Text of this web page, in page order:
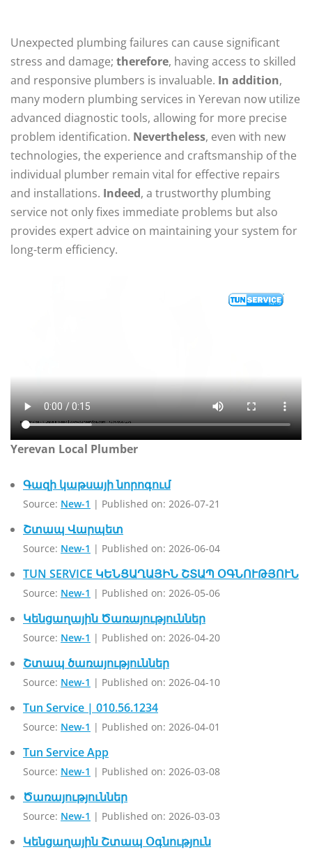
Unexpected plumbing failures can cause significant
stress and damage; therefore, having access to skilled
and responsive plumbers is invaluable. In addition,
many modern plumbing services in Yerevan now utilize
advanced diagnostic tools, allowing for more precise
problem identification. Nevertheless, even with new
technologies, the experience and craftsmanship of the
individual plumber remain vital for effective repairs
and installations. Indeed, a trustworthy plumbing
service not only fixes immediate problems but also
provides expert advice on maintaining your system for
long-term efficiency.
Yerevan Local Plumber
Գազի կաթսայի նորոգում
Source: New-1 Published on: 2026-07-21
Շտապ Վարպետ
Source: New-1 Published on: 2026-06-04
TUN SERVICE ԿԵՆՑԱՂԱՅԻՆ ՇՏԱՊ ՕԳՆՈՒԹՅՈՒՆ
Source: New-1 Published on: 2026-05-06
Կենցաղային Ծառայություններ
Source: New-1 Published on: 2026-04-20
Շտապ ծառայություններ
Source: New-1 Published on: 2026-04-10
Tun Service | 010.56.1234
Source: New-1 Published on: 2026-04-01
Tun Service App
Source: New-1 Published on: 2026-03-08
Ծառայություններ
Source: New-1 Published on: 2026-03-03
Կենցաղային Շտապ Օգնություն